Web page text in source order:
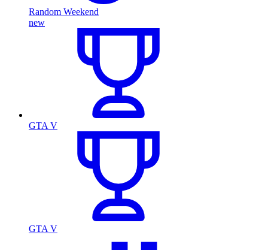
Random Weekend
new
GTA V
GTA V